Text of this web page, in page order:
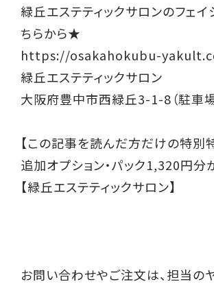
緑丘エステティックサロンのフェ
ちらから★
https://osakahokubu-
緑丘エステティックサロン
大阪府豊中市西緑丘3-1-8（駐車場
【この記事を読んだ方だけの特別
追加オプション・パック1,320円分
【緑丘エステティックサロン】
お問い合わせやご注文は、担当の